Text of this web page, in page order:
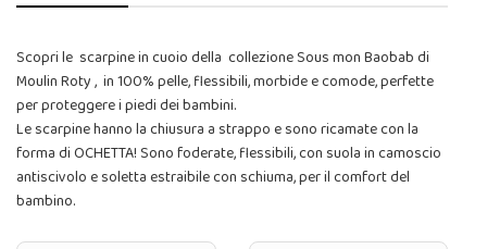
Scopri le scarpine in cuoio della collezione Sous mon Baobab di
Moulin Roty , in 100% pelle, flessibili, morbide e comode, perfette
per proteggere i piedi dei bambini.
Le scarpine hanno la chiusura a strappo e sono ricamate con la
forma di OCHETTA! Sono foderate, flessibili, con suola in camoscio
antiscivolo e soletta estraibile con schiuma, per il comfort del
bambino.